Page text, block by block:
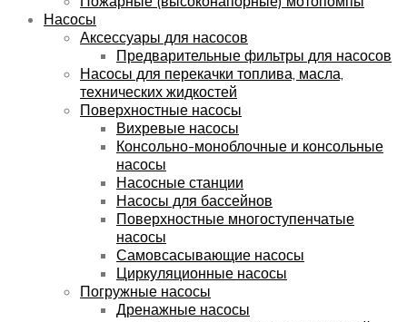
Насосы
Аксессуары для насосов
Предварительные фильтры для насосов
Насосы для перекачки топлива, масла,
технических жидкостей
Поверхностные насосы
Вихревые насосы
Консольно-моноблочные и консольные
насосы
Насосные станции
Насосы для бассейнов
Поверхностные многоступенчатые
насосы
Самовсасывающие насосы
Циркуляционные насосы
Погружные насосы
Дренажные насосы